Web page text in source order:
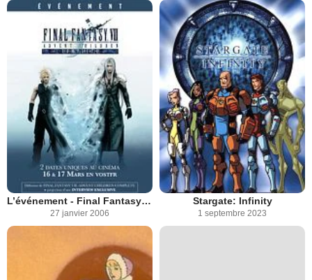
L’événement - Final Fantasy VII : Advent Children Complete
27 janvier 2006
Stargate: Infinity
1 septembre 2023